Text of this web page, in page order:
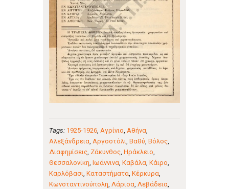
Tags: 1925-1926, Αγρίνιο, Αθήνα,
Αλεξάνδρεια, Αργοστόλι, Βαθύ, Βόλος,
Διαφημίσεις, Ζάκυνθος, Ηράκλειο,
Θεσσαλονίκη, Ιωάννινα, Καβάλα, Κάιρο,
Καρλόβασι, Καταστήματα, Κέρκυρα,
Κωνσταντινούπολη, Λάρισα, Λεβάδεια,